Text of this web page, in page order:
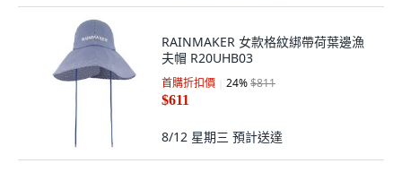
RAINMAKER 女款格紋綁帶荷葉邊漁
夫帽 R20UHB03
首購折扣價 24%$811
$611
8/12 星期三 預計送達